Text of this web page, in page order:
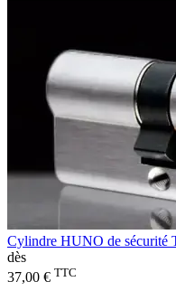
Cylindre HUNO de
dès
37,00 € TTC